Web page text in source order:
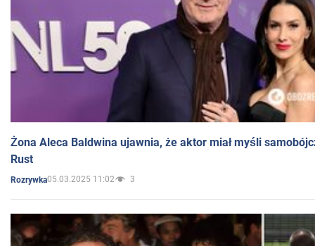
Żona Aleca Baldwina ujawnia, że aktor miał myśli
Rust
Rozrywka05.03.2025 11:02 3